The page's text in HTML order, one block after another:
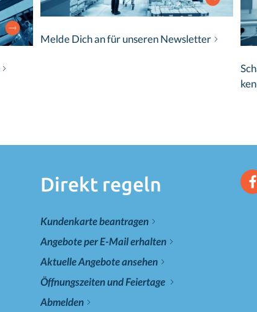
Melde Dich an für unseren Newsletter
Direkt regeln
Kundenkarte beantragen
Angebote per E-Mail erhalten
Aktuelle Angebote ansehen
Öffnungszeiten und Feiertage
Abmelden